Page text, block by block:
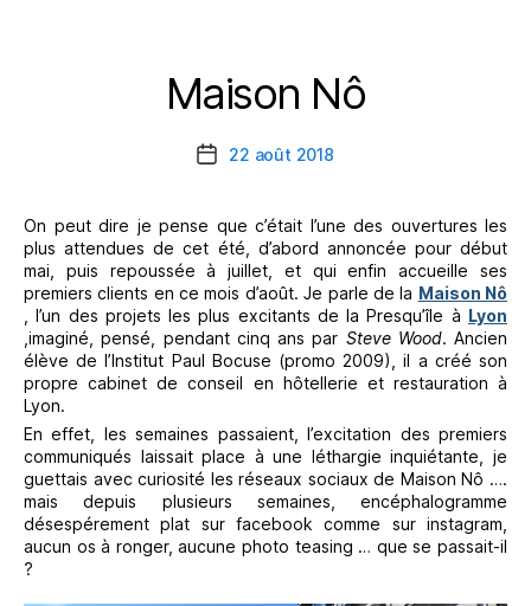
Catégories
Maison Nô
Date22 août 2018
On peut dire je pense que c’était l’une des ouvertures les
plus attendues de cet été, d’abord annoncée pour début
mai, puis repoussée à juillet, et qui enfin accueille ses
premiers clients en ce mois d’août. Je parle de la Maison Nô
, l’un des projets les plus excitants de la Presqu’île à Lyon
,imaginé, pensé, pendant cinq ans par Steve Wood. Ancien
élève de l’Institut Paul Bocuse (promo 2009), il a créé son
propre cabinet de conseil en hôtellerie et restauration à
Lyon.
En effet, les semaines passaient, l’excitation des premiers
communiqués laissait place à une léthargie inquiétante, je
guettais avec curiosité les réseaux sociaux de Maison Nô ….
mais depuis plusieurs semaines, encéphalogramme
désespérement plat sur facebook comme sur instagram,
aucun os à ronger, aucune photo teasing … que se passait-il
?